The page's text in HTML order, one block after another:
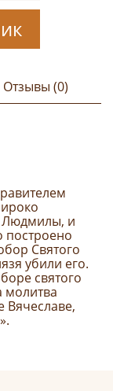
Отзывы (0)
Людмилы, и
построено
Святого
убили его.
святого
молитва
Вячеславе,